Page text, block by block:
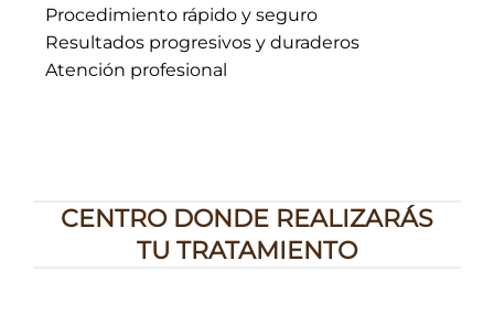
Procedimiento rápido y seguro
Resultados progresivos y duraderos
Atención profesional
CENTRO DONDE REALIZARÁS
TU TRATAMIENTO